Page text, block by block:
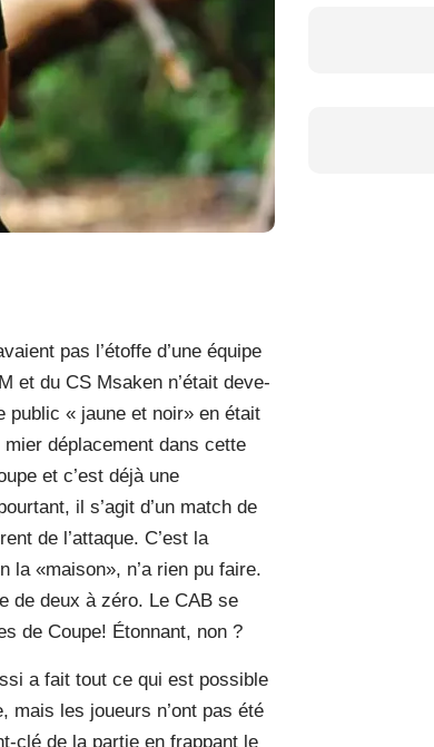
pas l’étoffe d’une équipe
et du CS Msaken n’était deve-
public « jaune et noir» en était
déplacement dans cette
et c’est déjà une
il s’agit d’un match de
de l’attaque. C’est la
la «maison», n’a rien pu faire.
de deux à zéro. Le CAB se
de Coupe! Étonnant, non ?
a fait tout ce qui est possible
mais les joueurs n’ont pas été
clé de la partie en frappant le